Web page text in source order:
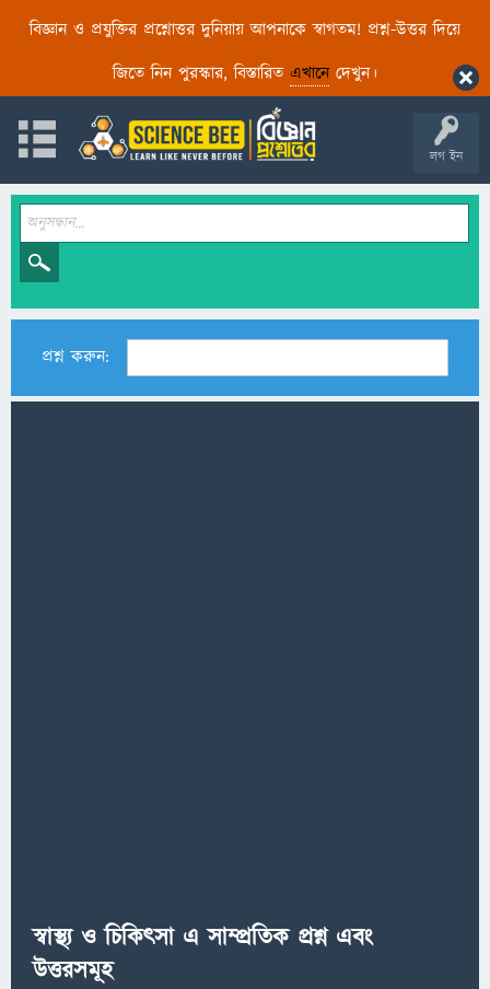
বিজ্ঞান ও প্রযুক্তির প্রশ্নোত্তর দুনিয়ায় আপনাকে স্বাগতম! প্রশ্ন-উত্তর দিয়ে
জিতে নিন পুরস্কার, বিস্তারিত এখানেদেখুন।
লগ ইন
প্রশ্ন করুন:
স্বাস্থ্য ও চিকিৎসা এ সাম্প্রতিক প্রশ্ন এবং
উত্তরসমূহ